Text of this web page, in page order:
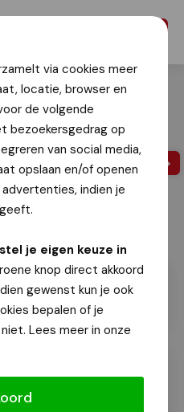
via cookies meer
locatie, browser en
de volgende
bezoekersgedrag op
van social media,
opslaan en/of openen
indien je
je eigen keuze in
knop direct akkoord
gewenst kun je ook
bepalen of je
Lees meer in onze
op
zondag 12 april